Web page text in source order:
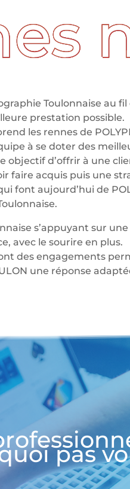
Toulonnaise au
prestation possible.
les rennes de
à se doter des
objectif d’offrir à une
faire acquis puis une
font aujourd’hui de
s’appuyant sur
avec le sourire en plus.
des engagements
une réponse
pas